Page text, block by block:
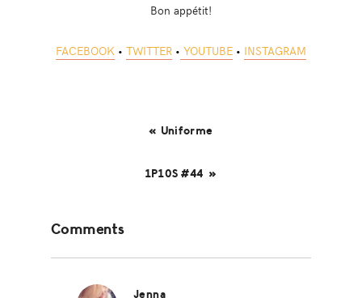
Bon appétit!
FACEBOOK • TWITTER • YOUTUBE • INSTAGRAM
« Uniforme
1P10S #44 »
Interactions
Comments
Jenna